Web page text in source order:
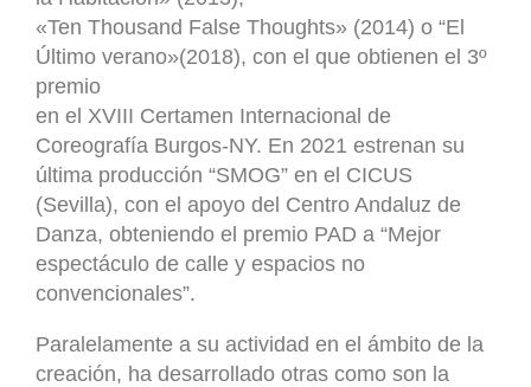
«Ten Thousand False Thoughts» (2014) o “El
Último verano»(2018), con el que obtienen el 3º
premio
en el XVIII Certamen Internacional de
Coreografía Burgos-NY. En 2021 estrenan su
última producción “SMOG” en el CICUS
(Sevilla), con el apoyo del Centro Andaluz de
Danza, obteniendo el premio PAD a “Mejor
espectáculo de calle y espacios no
convencionales”.
Paralelamente a su actividad en el ámbito de la
creación, ha desarrollado otras como son la